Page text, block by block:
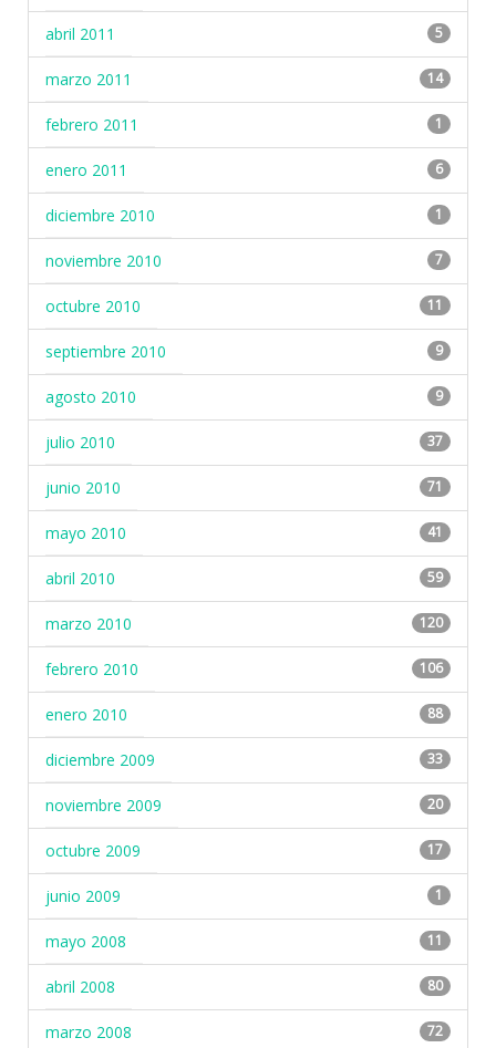
abril 2011 5
marzo 2011 14
febrero 2011 1
enero 2011 6
diciembre 2010 1
noviembre 2010 7
octubre 2010 11
septiembre 2010 9
agosto 2010 9
julio 2010 37
junio 2010 71
mayo 2010 41
abril 2010 59
marzo 2010 120
febrero 2010 106
enero 2010 88
diciembre 2009 33
noviembre 2009 20
octubre 2009 17
junio 2009 1
mayo 2008 11
abril 2008 80
marzo 2008 72